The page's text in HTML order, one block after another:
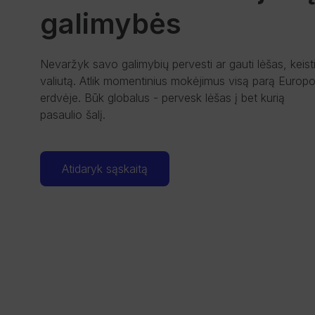
galimybės
Nevaržyk savo galimybių pervesti ar gauti lėšas, keisti
valiutą. Atlik momentinius mokėjimus visą parą
erdvėje. Būk globalus - pervesk lėšas į bet kurią
pasaulio šalį.
Atidaryk sąskaitą